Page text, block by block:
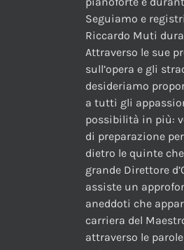
Seguiamo e
Riccardo Muti
Attraverso le sue
sull’opera e gli
desideriamo
a tutti gli
possibilità in più:
di preparazione
dietro le quinte
grande Direttore
assiste un
aneddoti che
carriera del
attraverso le